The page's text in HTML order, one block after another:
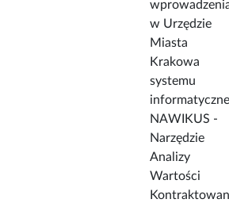
w Urzędzie
Miasta
Krakowa
systemu
NAWIKUS -
Narzędzie
Analizy
Wartości